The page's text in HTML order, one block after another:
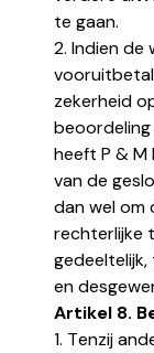
te gaan.
2. Indien de
zekerheid
heeft P &
van de
dan wel om
rechterlijke
en
Artikel 8.
1. Tenzij